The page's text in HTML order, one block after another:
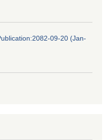
09-20 (Jan-